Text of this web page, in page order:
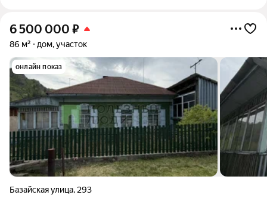
6 500 000 ₽
86 м² дом, участок
онлайн показ
Базайская улица, 293